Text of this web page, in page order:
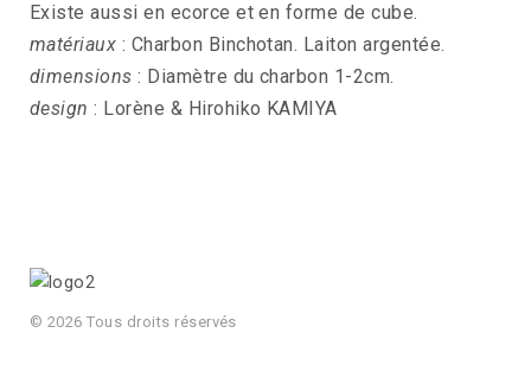
Existe aussi en ecorce et en forme de cube.
matériaux : Charbon Binchotan. Laiton argentée.
dimensions : Diamètre du charbon 1-2cm.
design : Lorène & Hirohiko KAMIYA
© 2026 Tous droits réservés